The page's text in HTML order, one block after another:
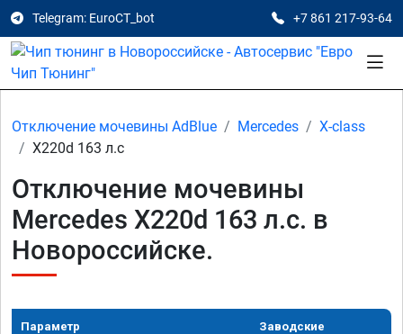
Telegram: EuroCT_bot +7 861 217-93-64
Отключение мочевины AdBlue Mercedes
X-class
X220d 163 л.с
Отключение мочевины
Mercedes X220d 163 л.с. в
Новороссийске.
Параметр Заводские